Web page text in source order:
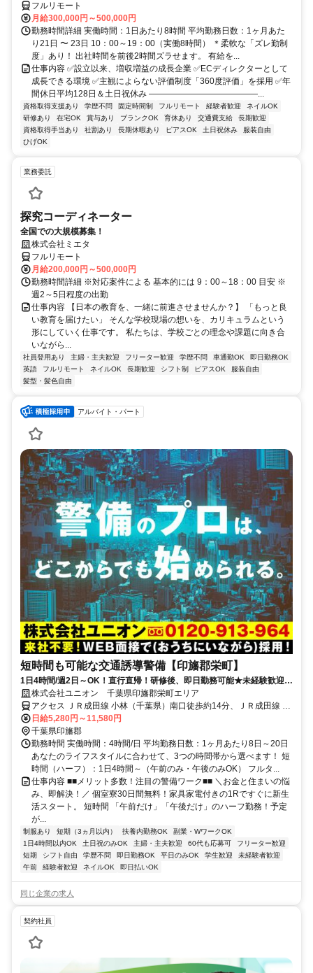
フルリモート
月給300,000円～500,000円
勤務時間詳細 実働時間：1日あたり8時間 平均勤務日数：1ヶ月あた
り21日 〜 23日 10：00～19：00（実働8時間） ＊柔軟な「ズレ勤制
度」あり！ 出社時間を前後2時間ズラせます。 有給を...
仕事内容 ✅設立以来、増収増益の成長企業 ✅ECディレクターとして
成長できる環境 ✅主観によらない評価制度「360度評価」を採用 ✅年
間休日平均128日＆土日祝休み ―――――――――――――...
資格取得支援あり 学歴不問 固定時間制 フルリモート 経験者歓迎
ネイルOK
研修あり
在宅OK 賞与あり ブランクOK 育休あり 交通費支給
長期歓迎
資格取得手当あり
社割あり 長期休暇あり ピアスOK 土日祝休み
服装自由
ひげOK
業務委託
探究コーディネーター
全国での大規模募集！
株式会社ミエタ
フルリモート
月給200,000円～500,000円
勤務時間詳細 ※対応案件による 基本的には 9：00～18：00 目安 ※
週2～5日程度の出勤
仕事内容 【日本の教育を、一緒に前進させませんか？】 「もっと良
い教育を届けたい」 そんな学校現場の想いを、カリキュラムという
形にしていく仕事です。 私たちは、学校ごとの理念や課題に向き合
いながら...
社員登用あり 主婦・主夫歓迎 フリーター歓迎 学歴不問 車通勤OK
即日勤務OK
英語
フルリモート ネイルOK 長期歓迎 シフト制 ピアスOK
服装自由
髪型・髪色自由
アルバイト・パート
短時間も可能な交通誘導警備【印旛郡栄町】
1日4時間/週2日～OK！直行直帰！研修後、即日勤務可能★未経験歓迎！
人々の安全を守り社会に貢献！
株式会社ユニオン 千葉県印旛郡栄町エリア
アクセス ＪＲ成田線 小林（千葉県）南口徒歩約14分、ＪＲ成田線 安
食徒歩約56分、ＪＲ成田線 木下出入口1徒歩約60分 千葉県印旛郡栄
町エリア
日給5,280円～11,580円
千葉県印旛郡
勤務時間 実働時間：4時間/日 平均勤務日数：1ヶ月あたり8日～20日
あなたのライフスタイルに合わせて、3つの時間帯から選べます！ 短
時間（ハーフ）：1日4時間～（午前のみ・午後のみOK） フルタ...
仕事内容 ■■メリット多数！注目の警備ワーク■■ ＼お金と住まいの悩
み、即解決！／ 個室寮30日間無料！家具家電付きの1Rですぐに新生
活スタート。 短時間 「午前だけ」「午後だけ」のハーフ勤務！予定
が...
制服あり 短期（3ヵ月以内） 扶養内勤務OK
副業・WワークOK
1日4時間以内OK
土日祝のみOK 主婦・主夫歓迎 60代も応募可
フリーター歓迎
短期
シフト自由 学歴不問 即日勤務OK 平日のみOK 学生歓迎
未経験者歓迎
午前
経験者歓迎 ネイルOK 即日払いOK
同じ企業の求人
契約社員